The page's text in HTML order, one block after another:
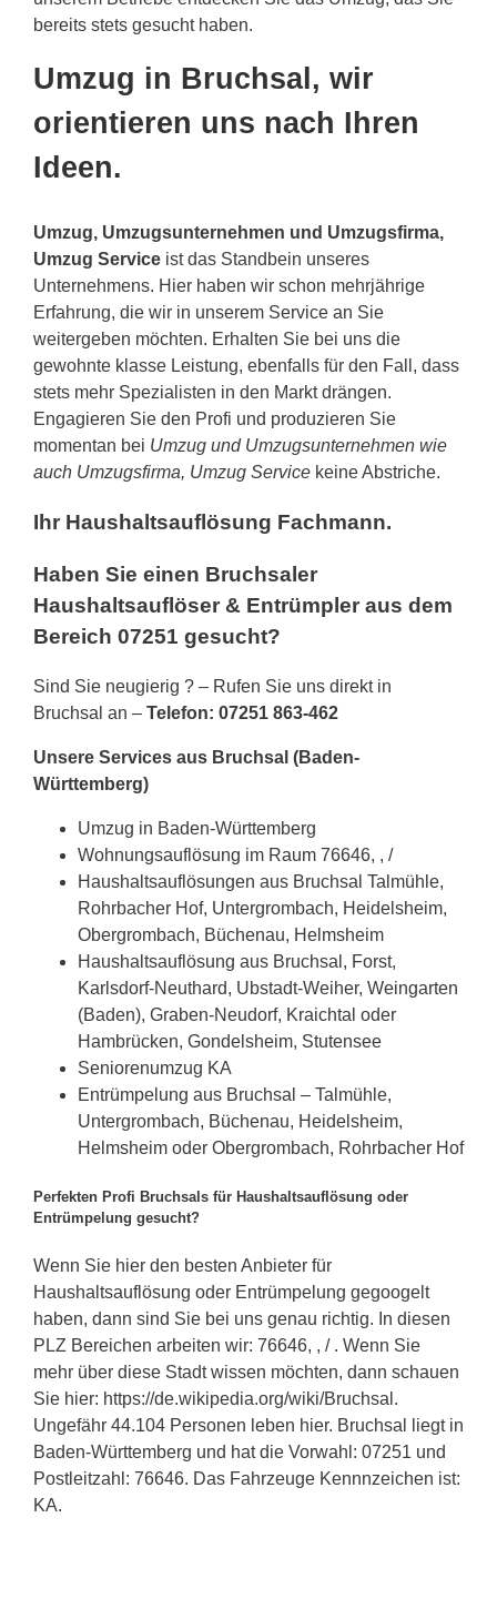
bereits stets gesucht haben.
Umzug in Bruchsal, wir
orientieren uns nach Ihren
Ideen.
Umzug, Umzugsunternehmen und Umzugsfirma,
Umzug Service ist das Standbein unseres
Unternehmens. Hier haben wir schon mehrjährige
Erfahrung, die wir in unserem Service an Sie
weitergeben möchten. Erhalten Sie bei uns die
gewohnte klasse Leistung, ebenfalls für den Fall, dass
stets mehr Spezialisten in den Markt drängen.
Engagieren Sie den Profi und produzieren Sie
momentan bei Umzug und Umzugsunternehmen wie
auch Umzugsfirma, Umzug Service keine Abstriche.
Ihr Haushaltsauflösung Fachmann.
Haben Sie einen Bruchsaler
Haushaltsauflöser & Entrümpler aus dem
Bereich 07251 gesucht?
Sind Sie neugierig ? – Rufen Sie uns direkt in
Bruchsal an – Telefon: 07251 863-462
Unsere Services aus Bruchsal (Baden-
Württemberg)
Umzug in Baden-Württemberg
Wohnungsauflösung im Raum 76646, , /
Haushaltsauflösungen aus Bruchsal Talmühle,
Rohrbacher Hof, Untergrombach, Heidelsheim,
Obergrombach, Büchenau, Helmsheim
Haushaltsauflösung aus Bruchsal, Forst,
Karlsdorf-Neuthard, Ubstadt-Weiher, Weingarten
(Baden), Graben-Neudorf, Kraichtal oder
Hambrücken, Gondelsheim, Stutensee
Seniorenumzug KA
Entrümpelung aus Bruchsal – Talmühle,
Untergrombach, Büchenau, Heidelsheim,
Helmsheim oder Obergrombach, Rohrbacher Hof
Perfekten Profi Bruchsals für Haushaltsauflösung oder
Entrümpelung gesucht?
Wenn Sie hier den besten Anbieter für
Haushaltsauflösung oder Entrümpelung gegoogelt
haben, dann sind Sie bei uns genau richtig. In diesen
PLZ Bereichen arbeiten wir: 76646, , / . Wenn Sie
mehr über diese Stadt wissen möchten, dann schauen
Sie hier: https://de.wikipedia.org/wiki/Bruchsal.
Ungefähr 44.104 Personen leben hier. Bruchsal liegt in
Baden-Württemberg und hat die Vorwahl: 07251 und
Postleitzahl: 76646. Das Fahrzeuge Kennnzeichen ist:
KA.